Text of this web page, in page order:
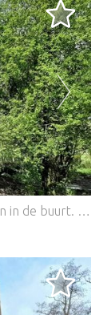
Hellendoorn en ponypark Slagharen zijn in de buurt. Bowling en karten behoren ook tot de mogelijkheden.